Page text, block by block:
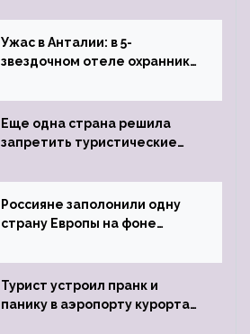
Ужас в Анталии: в 5-
звездочном отеле охранник
пистолета
Еще одна страна решила
запретить туристические
Россияне заполонили одну
страну Европы на фоне
виз
Турист устроил пранк и
панику в аэропорту курорта,